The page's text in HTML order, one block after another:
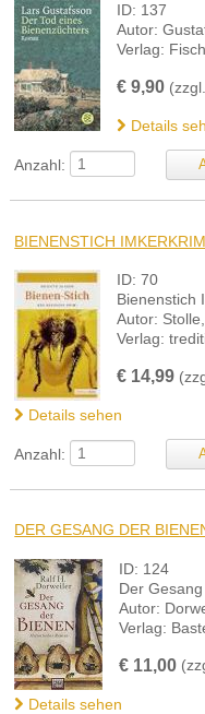
ID: 137
Autor:
Verlag:
€9,90 (zzgl.
Details
Anzahl:
BIENENSTICH
ID: 70
Bienenstich
Autor:
Verlag:
€14,99
Details sehen
Anzahl:
DER GESANG DER
ID: 124
Der
Autor:
Verlag:
€11,00
Details sehen